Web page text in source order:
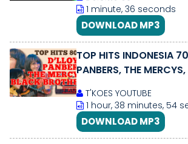
1 minute, 36 seconds
DOWNLOAD MP3
TOP HITS INDONESIA
PANBERS, THE
T'KOES YOUTUBE
1 hour, 38 minutes, 54
DOWNLOAD MP3